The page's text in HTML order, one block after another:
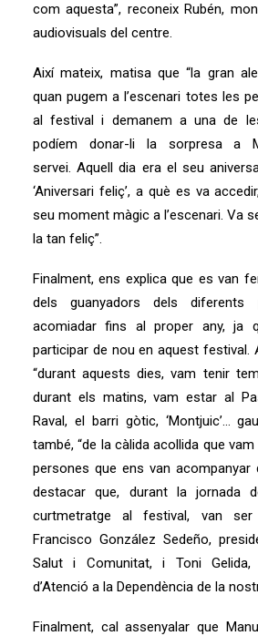
com aquesta”, reconeix Rubén,
audiovisuals del centre.
Així mateix, matisa que “la gran
quan pugem a l’escenari totes les
al festival i demanem a una de
podíem donar-li la sorpresa a
servei. Aquell dia era el seu
‘Aniversari feliç’, a què es va
seu moment màgic a l’escenari. Va
la tan feliç”.
Finalment, ens explica que es van
dels guanyadors dels
acomiadar fins al proper any, ja
participar de nou en aquest festival.
“durant aquests dies, vam tenir
durant els matins, vam estar al
Raval, el barri gòtic, ‘Montjuic’…
també, “de la càlida acollida que
persones que ens van acompanyar
destacar que, durant la jornada
curtmetratge al festival, van ser
Francisco González Sedeño,
Salut i Comunitat, i Toni Gelida,
d’Atenció a la Dependència de la
Finalment, cal assenyalar que